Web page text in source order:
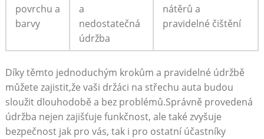
povrchu a
barvy
⁢a
⁣nedostatečná
údržba
nátěrů a
pravidelné čištění
Díky těmto jednoduchým krokům a pravidelné údržbě
můžete zajistit,že vaši ⁤držáci na střechu auta budou
sloužit dlouhodobě a bez problémů.Správně provedená⁢
údržba nejen zajišťuje funkčnost, ale také zvyšuje
bezpečnost jak⁤ pro vás, tak i pro ostatní⁤ účastníky